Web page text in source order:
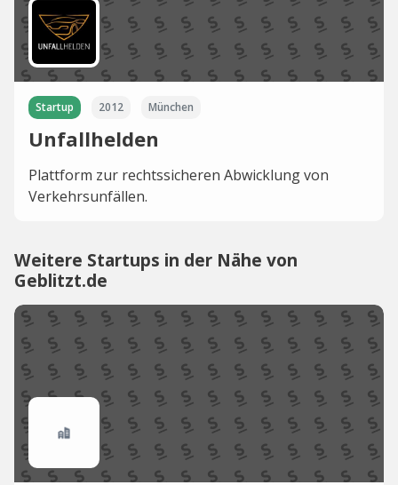
Startup 2012 München
Unfallhelden
Plattform zur rechtssicheren Abwicklung von
Verkehrsunfällen.
Weitere Startups in der Nähe von
Geblitzt.de